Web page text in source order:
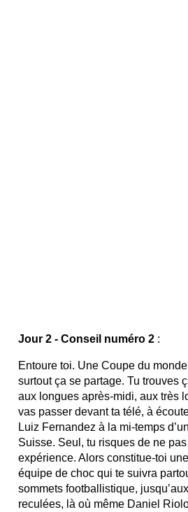
Jour 2 - Conseil numéro 2 :
Entoure toi. Une Coupe du
surtout ça se partage. Tu trouves
aux longues après-midi, aux très
vas passer devant ta télé, à
Luiz Fernandez à la mi-temps
Suisse. Seul, tu risques de ne
expérience. Alors constitue-toi
équipe de choc qui te suivra
sommets footballistique,
reculées, là où même Daniel